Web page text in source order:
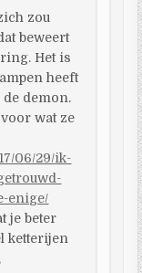
zou
beweert
Het is
heeft
demon.
wat ze
06/29/ik-
enige/
je beter
ketterijen